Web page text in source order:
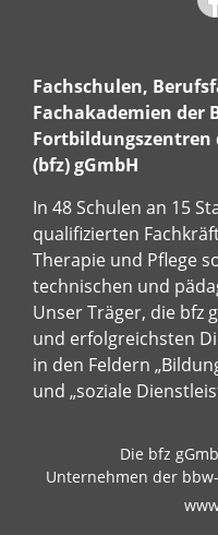
Fachschulen,
Fachakademien der
Fortbildungszentren
(bfz) gGmbH
In 48 Schulen an 15
qualifizierten
Therapie und Pflege
technischen und
Unser Träger, die bfz
und erfolgreichsten
in den Feldern
und „soziale
Die bfz
Unternehmen der